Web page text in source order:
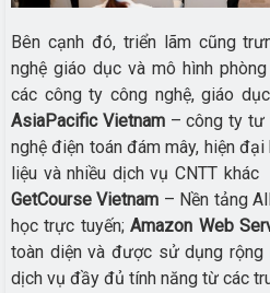
Bên cạnh đó, triển lãm cũng
nghệ giáo dục và mô hình
các công ty công nghệ, giáo
AsiaPacific Vietnam– công ty tư
nghệ điện toán đám mây, hiện
liệu và nhiều dịch vụ CNTT
GetCourse Vietnam – Nền tảng
học trực tuyến;Amazon Web
toàn diện và được sử dụng rộng
dịch vụ đầy đủ tính năng từ các